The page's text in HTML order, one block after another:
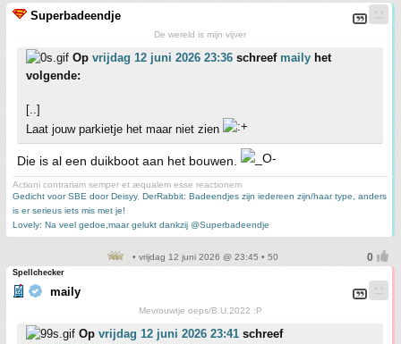
Superbadeendje
De wereld is mijn vijver
Op vrijdag 12 juni 2026 23:36 schreef maily het
volgende:
[..]
Laat jouw parkietje het maar niet zien
Die is al een duikboot aan het bouwen.
Actioni contrariam semper et æqualem esse reactionem
Gedicht voor SBE door Deisyy, DerRabbit: Badeendjes zijn iedereen zijn/haar type, anders
is er serieus iets mis met je!
Lovely: Na veel gedoe,maar gelukt dankzij @Superbadeendje
• vrijdag 12 juni 2026 @ 23:45 • 50
Spellchecker
maily
Mevrouwtje oeps/B.U.2022 :P
Op vrijdag 12 juni 2026 23:41 schreef